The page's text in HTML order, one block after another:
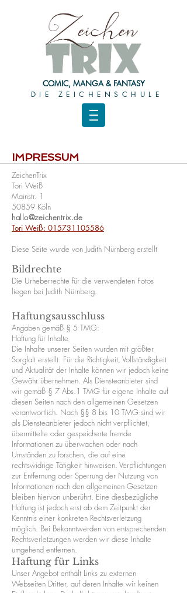
COMIC, MANGA & FANTASY
DIE ZEICHENSCHULE
IMPRESSUM
ZeichenTrix
Tori Weiß
Mainstr. 1
50859 Köln
hallo@zeichentrix.de
Tori Weiß: 015731105586
Diese Seite wurde von Judith Nürnberg erstellt
Bildrechte
Die Urheberrechte für die verwendeten Fotos
liegen bei Judith Nürnberg.
Haftungsausschluss
Angaben gemäß § 5 TMG:
Haftung für Inhalte
Die Inhalte unserer Seiten wurden mit größter
Sorgfalt erstellt. Für die Richtigkeit, Vollständigkeit
und Aktualität der Inhalte können wir jedoch keine
Gewähr übernehmen. Als Diensteanbieter sind
wir gemäß § 7 Abs.1 TMG für eigene Inhalte auf
diesen Seiten nach den allgemeinen Gesetzen
verantwortlich. Nach §§ 8 bis 10 TMG sind wir
als Diensteanbieter jedoch nicht verpflichtet,
übermittelte oder gespeicherte fremde
Informationen zu überwachen oder nach
Umständen zu forschen, die auf eine
rechtswidrige Tätigkeit hinweisen. Verpflichtungen
zur Entfernung oder Sperrung der Nutzung von
Informationen nach den allgemeinen Gesetzen
bleiben hiervon unberührt. Eine diesbezügliche
Haftung ist jedoch erst ab dem Zeitpunkt der
Kenntnis einer konkreten Rechtsverletzung
möglich. Bei Bekanntwerden von entsprechenden
Rechtsverletzungen werden wir diese Inhalte
umgehend entfernen.
Haftung für Links
Unser Angebot enthält Links zu externen
Webseiten Dritter, auf deren Inhalte wir keinen